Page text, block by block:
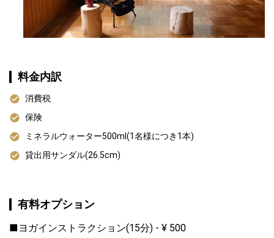
料金内訳
消費税
保険
ミネラルウォーター500ml(1名様につき1本)
貸出用サンダル(26.5cm)
有料オプション
■ヨガインストラクション(15分) - ¥ 500